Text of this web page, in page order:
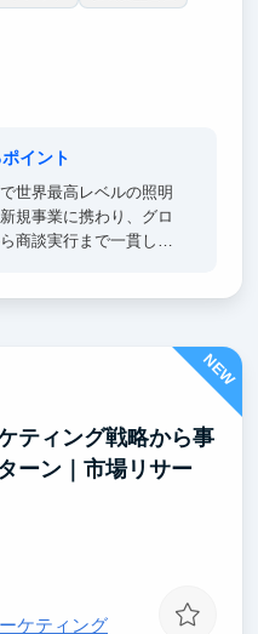
イント
世界最高レベルの照明
規事業に携わり、グロ
商談実行まで一貫して
社・コンサルティング
開発などを志望する方
得られるインターンで
NEW
ティング戦略から事
ーン｜市場リサー
ケティング